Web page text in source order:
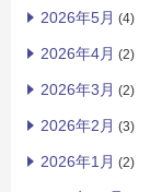
2026年5月 (4)
2026年4月 (2)
2026年3月 (2)
2026年2月 (3)
2026年1月 (2)